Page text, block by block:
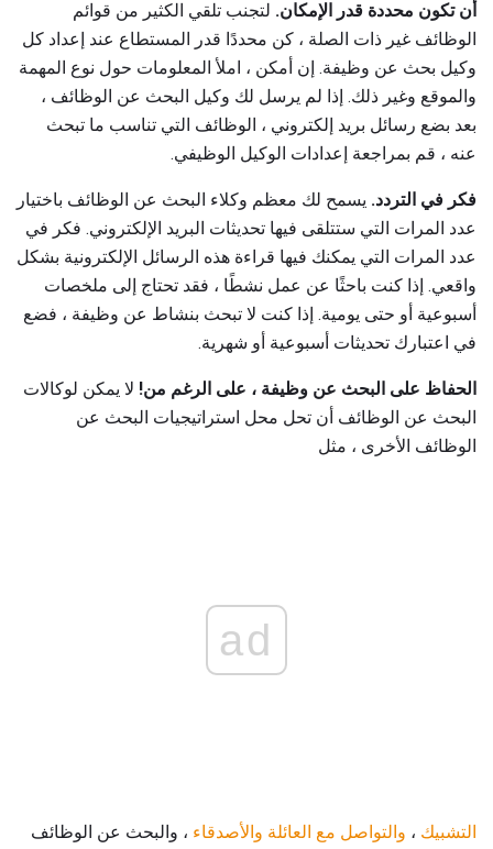
أن تكون محددة قدر الإمكان. لتجنب تلقي الكثير من قوائم
الوظائف غير ذات الصلة ، كن محددًا قدر المستطاع عند إعداد كل
وكيل بحث عن وظيفة. إن أمكن ، املأ المعلومات حول نوع المهمة
والموقع وغير ذلك. إذا لم يرسل لك وكيل البحث عن الوظائف ،
بعد بضع رسائل بريد إلكتروني ، الوظائف التي تناسب ما تبحث
عنه ، قم بمراجعة إعدادات الوكيل الوظيفي.
فكر في التردد. يسمح لك معظم وكلاء البحث عن الوظائف باختيار
عدد المرات التي ستتلقى فيها تحديثات البريد الإلكتروني. فكر في
عدد المرات التي يمكنك فيها قراءة هذه الرسائل الإلكترونية بشكل
واقعي. إذا كنت باحثًا عن عمل نشطًا ، فقد تحتاج إلى ملخصات
أسبوعية أو حتى يومية. إذا كنت لا تبحث بنشاط عن وظيفة ، فضع
في اعتبارك تحديثات أسبوعية أو شهرية.
الحفاظ على البحث عن وظيفة ، على الرغم من! لا يمكن لوكالات
البحث عن الوظائف أن تحل محل استراتيجيات البحث عن
الوظائف الأخرى ، مثل
ad
التشبيك ، والتواصل مع العائلة والأصدقاء ، والبحث عن الوظائف